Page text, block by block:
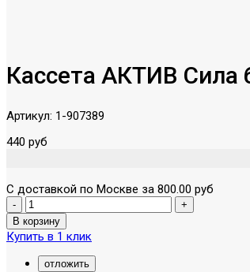
Кассета АКТИВ Сила
Артикул: 1-907389
440 руб
С доставкой по Москве за 800.00 руб
Купить в 1 клик
отложить